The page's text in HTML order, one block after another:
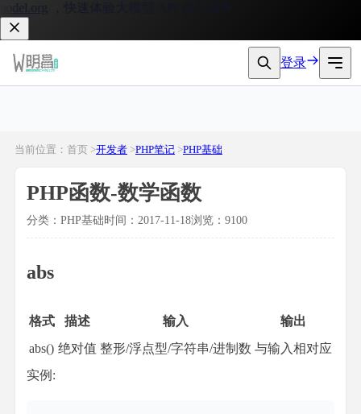
，快速体验大模型 API 接入服务。
登录
当前位置：首页 >开发者 >PHP笔记 >PHP基础
PHP函数-数学函数
分类：PHP基础时间：2017-11-18浏览：9100
abs
格式 描述 输入
输出
abs() 绝对值 整形/浮点型/字符串/进制数 与输入相对应
实例: